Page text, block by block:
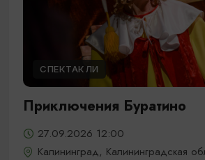
СПЕКТАКЛИ
Приключения Буратино
27.09.2026 12:00
Калининград, Калининградская